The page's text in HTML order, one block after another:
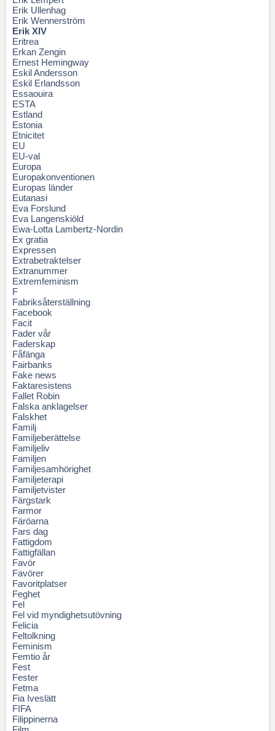
Erik Ullenhag
Erik Wennerström
Erik XIV
Eritrea
Erkan Zengin
Ernest Hemingway
Eskil Andersson
Eskil Erlandsson
Essaouira
ESTA
Estland
Estonia
Etnicitet
EU
EU-val
Europa
Europakonventionen
Europas länder
Eutanasi
Eva Forslund
Eva Langenskiöld
Ewa-Lotta Lambertz-Nordin
Ex gratia
Expressen
Extrabetraktelser
Extranummer
Extremfeminism
F
Fabriksåterställning
Facebook
Facit
Fader vår
Faderskap
Fåfänga
Fairbanks
Fake news
Faktaresistens
Fallet Robin
Falska anklagelser
Falskhet
Familj
Familjeberättelse
Familjeliv
Familjen
Familjesamhörighet
Familjeterapi
Familjetvister
Färgstark
Farmor
Färöarna
Fars dag
Fattigdom
Fattigfällan
Favör
Favörer
Favoritplatser
Feghet
Fel
Fel vid myndighetsutövning
Felicia
Feltolkning
Feminism
Femtio år
Fest
Fester
Fetma
Fia Iveslätt
FIFA
Filippinerna